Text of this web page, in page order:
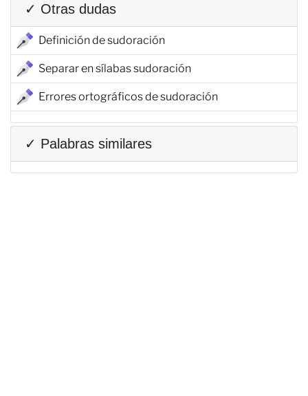
✓ Otras dudas
Definición de sudoración
Separar en sílabas sudoración
Errores ortográficos de sudoración
✓ Palabras similares